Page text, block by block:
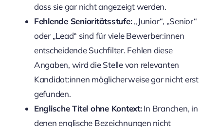
dass sie gar nicht angezeigt werden.
Fehlende Senioritätsstufe:„Junior“, „Senior“
oder „Lead“ sind für viele Bewerber:innen
entscheidende Suchfilter. Fehlen diese
Angaben, wird die Stelle von relevanten
Kandidat:innen möglicherweise gar nicht erst
gefunden.
Englische Titel ohne Kontext:In Branchen, in
denen englische Bezeichnungen nicht